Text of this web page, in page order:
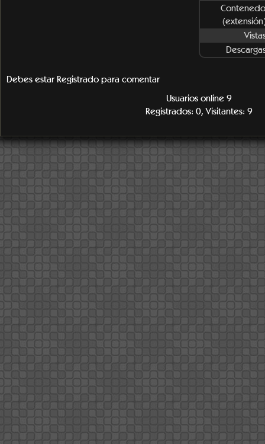
Debes estar Registrado para comentar
Usuarios online 9
Registrados: 0, Visitantes: 9